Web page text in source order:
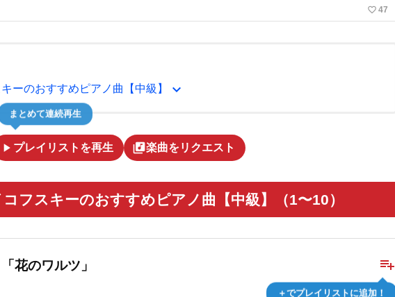
favorite_border 47
ーのおすすめピアノ曲【中級】
expand_more
play_arrow プレイリストを再生
まとめて連続再生
library_music楽曲をリクエスト
コフスキーのおすすめピアノ曲【中級】（1〜10）
playlist_add
＋でプレイリストに追加！
花のワルツ」